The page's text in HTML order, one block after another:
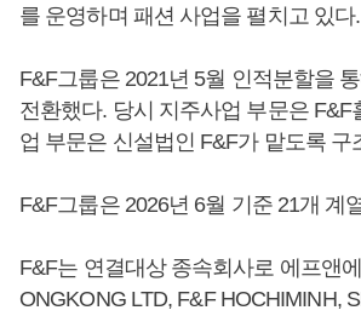
를 운영하며 패션 사업을 펼치고 있다.
F&F그룹은 2021년 5월 인적분할을
전환했다. 당시 지주사업 부문은 F&F
업 부문은 신설법인 F&F가 맡도록 구
F&F그룹은 2026년 6월 기준 21개 계
F&F는 연결대상 종속회사로 에프앤
ONGKONG LTD, F&F HOCHIMINH,